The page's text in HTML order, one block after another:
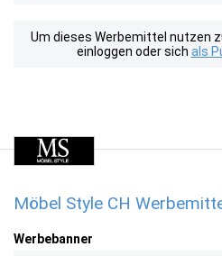
Um dieses Werbemittel nutzen
einloggen oder sich als
Möbel Style CH
Werbebanner